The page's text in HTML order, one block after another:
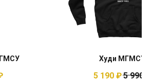
Худи МГМСУ
5 190 ₽5 990